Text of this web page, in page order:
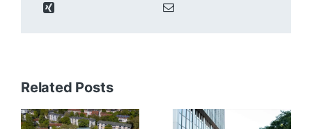
Related Posts